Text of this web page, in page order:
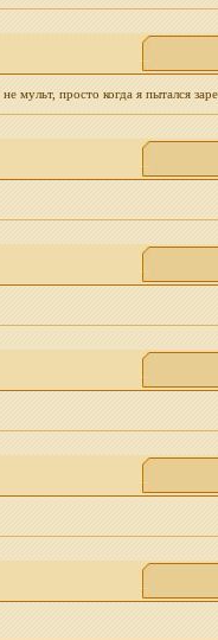
просто когда я пытался